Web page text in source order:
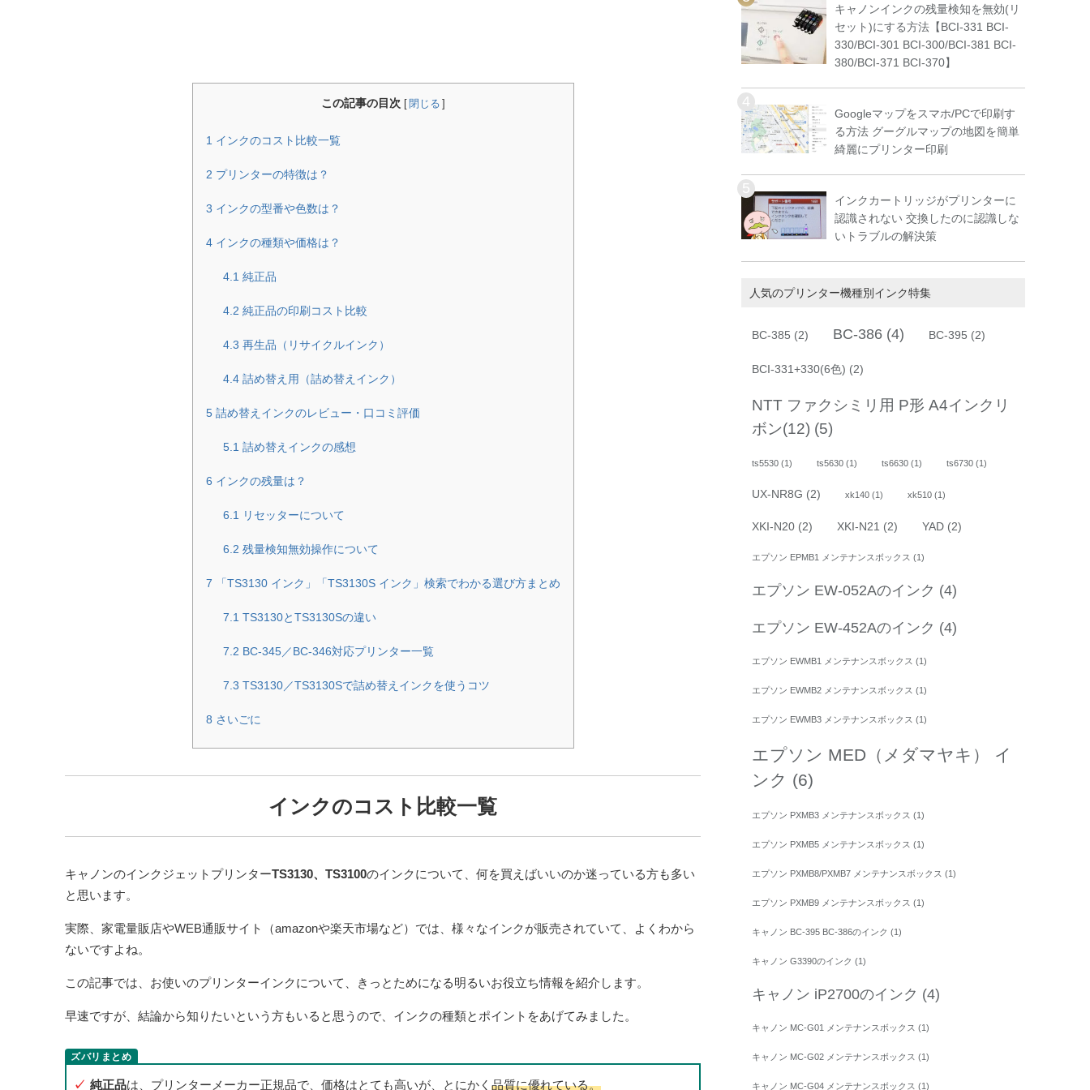
この記事の目次 [ 閉じる ]
1 インクのコスト比較一覧
2 プリンターの特徴は？
3 インクの型番や色数は？
4インクの種類や価格は？
4.1 純正品
4.2 純正品の印刷コスト比較
4.3 再生品（リサイクルインク）
4.4詰め替え用（詰め替えインク）
5詰め替えインクのレビュー・口コミ評価
5.1 詰め替えインクの感想
6 インクの残量は？
6.1 リセッターについて
6.2 残量検知無効操作について
7 「TS3130 インク」「TS3130S インク」検索でわかる選び方まとめ
7.1 TS3130とTS3130Sの違い
7.2 BC-345／BC-346対応プリンター一覧
7.3 TS3130／TS3130Sで詰め替えインクを使うコツ
8 さいごに
インクのコスト比較一覧
キャノンのインクジェットプリンターTS3130、TS3100のインクについて、何を買えばいいのか迷っている方も多い
と思います。
実際、家電量販店やWEB通販サイト（amazonや楽天市場など）では、様々なインクが販売されていて、よくわから
ないですよね。
この記事では、お使いのプリンターインクについて、きっとためになる明るいお役立ち情報を紹介します。
早速ですが、結論から知りたいという方もいると思うので、インクの種類とポイントをあげてみました。
純正品は、プリンターメーカー正規品で、価格はとても高いが、とにかく 品質に優れている。
キャノンインクの残量検知を無効(リ
セット)にする方法【BCI-331 BCI-
330/BCI-301 BCI-300/BCI-381 BCI-
380/BCI-371 BCI-370】
Googleマップをスマホ/PCで印刷す
る方法 グーグルマップの地図を簡単
綺麗にプリンター印刷
インクカートリッジがプリンターに
認識されない 交換したのに認識しな
いトラブルの解決策
人気のプリンター機種別インク特集
BC-385 (2) BC-386 (4) BC-395 (2)
BCI-331+330(6色) (2)
NTT ファクシミリ用 P形 A4インクリ
ボン(12) (5)
ts5530 (1) ts5630 (1) ts6630 (1) ts6730 (1)
UX-NR8G (2) xk140 (1) xk510 (1)
XKI-N20 (2) XKI-N21 (2) YAD (2)
エプソン EPMB1 メンテナンスボックス (1)
エプソン EW-052Aのインク (4)
エプソン EW-452Aのインク (4)
エプソン EWMB1 メンテナンスボックス (1)
エプソン EWMB2 メンテナンスボックス (1)
エプソン EWMB3 メンテナンスボックス (1)
エプソン MED（メダマヤキ） イ
ンク (6)
エプソン PXMB3 メンテナンスボックス (1)
エプソン PXMB5 メンテナンスボックス (1)
エプソン PXMB8/PXMB7 メンテナンスボックス (1)
エプソン PXMB9 メンテナンスボックス (1)
キャノン BC-395 BC-386のインク (1)
キャノン G3390のインク (1)
キャノン iP2700のインク (4)
キャノン MC-G01 メンテナンスボックス (1)
キャノン MC-G02 メンテナンスボックス (1)
キャノン MC-G04 メンテナンスボックス (1)